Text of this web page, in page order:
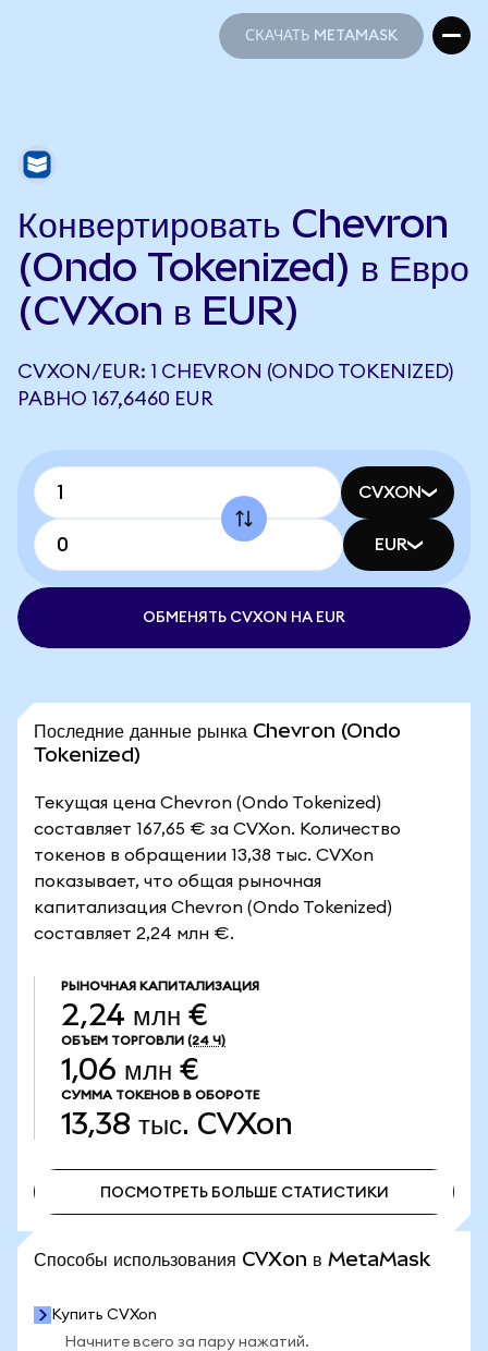
СКАЧАТЬ METAMASK
Конвертировать Chevron
(Ondo Tokenized) в Евро
(CVXon в EUR)
CVXON/EUR: 1 CHEVRON (ONDO TOKENIZED)
РАВНО 167,6460 EUR
CVXON
EUR
ОБМЕНЯТЬ CVXON НА EUR
Последние данные рынка Chevron (Ondo
Tokenized)
Текущая цена Chevron (Ondo Tokenized)
составляет 167,65 € за CVXon. Количество
токенов в обращении 13,38 тыс. CVXon
показывает, что общая рыночная
капитализация Chevron (Ondo Tokenized)
составляет 2,24 млн €.
РЫНОЧНАЯ КАПИТАЛИЗАЦИЯ
2,24 млн €
ОБЪЕМ ТОРГОВЛИ (24 Ч)
1,06 млн €
СУММА ТОКЕНОВ В ОБОРОТЕ
13,38 тыс. CVXon
ПОСМОТРЕТЬ БОЛЬШЕ СТАТИСТИКИ
Способы использования CVXon в MetaMask
Купить CVXon
Начните всего за пару нажатий.